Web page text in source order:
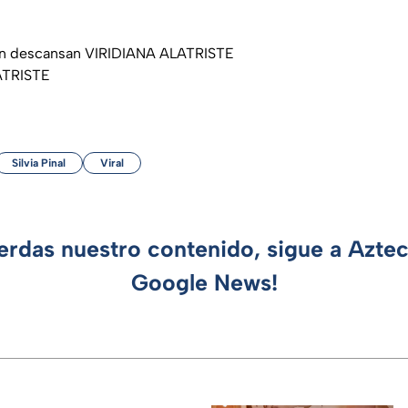
VIRIDIANA ALATRISTE
Silvia Pinal Viral
nuestro contenido, sigue a
Google News!